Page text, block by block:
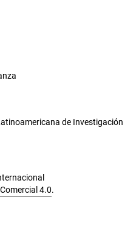
de Investigación
4.0.